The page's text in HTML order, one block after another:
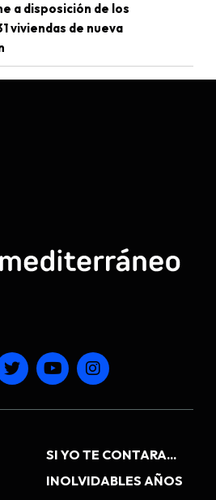
a disposición de los
viviendas de nueva
SI YO TE CONTARA...
INOLVIDABLES AÑOS